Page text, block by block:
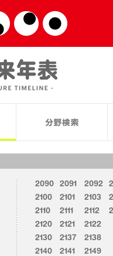
2090 2091 2092
2100
2101 2103
2110
2111 2112
2120
2121
2122
2130
2137
2138
2140
2141
2149